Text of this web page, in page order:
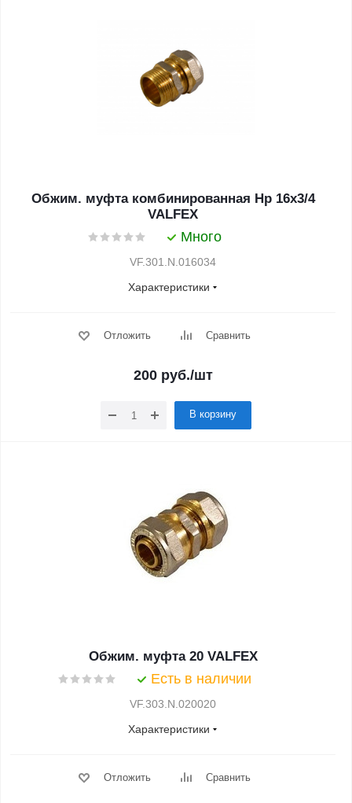
Обжим. муфта комбинированная Нр 16х3/4
VALFEX
Много
VF.301.N.016034
Характеристики
Отложить Сравнить
200 руб./шт
В корзину
Обжим. муфта 20 VALFEX
Есть в наличии
VF.303.N.020020
Характеристики
Отложить Сравнить